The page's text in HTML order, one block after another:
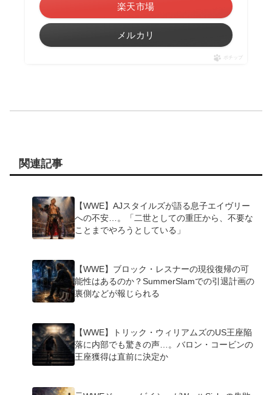
楽天市場
メルカリ
ポチップ
関連記事
【WWE】AJスタイルズが語る息子エイヴリー
への不安…。「二世としての重圧から、不要な
ことまでやろうとしている」
【WWE】ブロック・レスナーの現役復帰の可
能性はあるのか？SummerSlamでの引退計画の
裏側などが報じられる
【WWE】トリック・ウィリアムズのUS王座陥
落に内部でも驚きの声…。バロン・コービンの
王座獲得は直前に決定か